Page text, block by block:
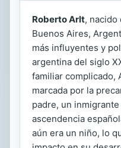
Roberto Arlt, nacido
Buenos Aires,
más influyentes y
argentina del siglo
familiar complicado,
marcada por la
padre, un
ascendencia
aún era un niño, lo